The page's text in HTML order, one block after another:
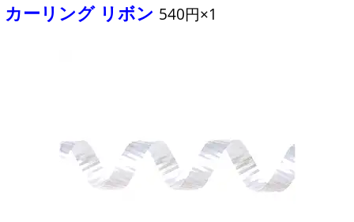
カーリング リボン 540円×1